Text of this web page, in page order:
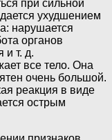
при сильной
ухудшением
нарушается
органов
и т. д.
все тело. Она
очень большой.
реакция в виде
острым